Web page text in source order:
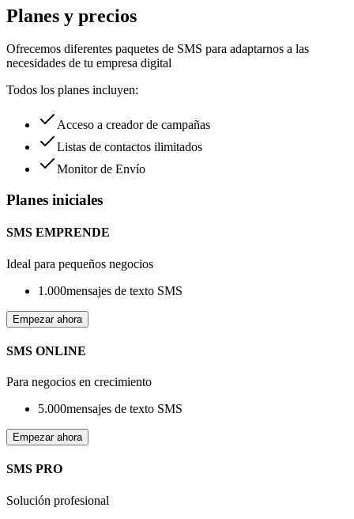
Planes y precios
Ofrecemos diferentes paquetes de SMS para adaptarnos a las
necesidades de tu empresa digital
Todos los planes incluyen:
Acceso a creador de campañas
Listas de contactos ilimitados
Monitor de Envío
Planes iniciales
SMS EMPRENDE
Ideal para pequeños negocios
1.000mensajes de texto SMS
Empezar ahora
SMS ONLINE
Para negocios en crecimiento
5.000mensajes de texto SMS
Empezar ahora
SMS PRO
Solución profesional